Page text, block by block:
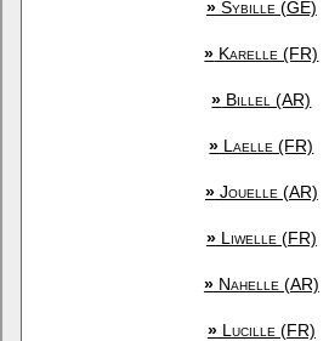
»Sybille (GE)
» Karelle (FR)
» Billel (AR)
» Laelle (FR)
»Jouelle (AR)
»Liwelle (FR)
»Nahelle (AR)
»Lucille (FR)